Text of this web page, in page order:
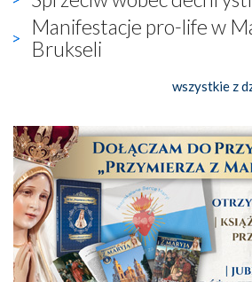
Manifestacje pro-life w
Brukseli
wszystkie z